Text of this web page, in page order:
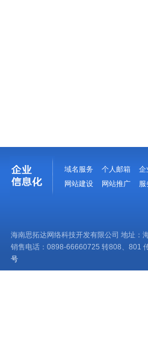
域名服务 个人邮箱 企
网站建设
网站推广 服
海南思拓达网络科技开发有限公司 地址：
销售电话：0898-66660725 转808、801
号